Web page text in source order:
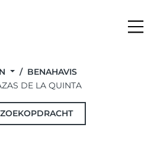
BENAHAVIS
DE LA QUINTA